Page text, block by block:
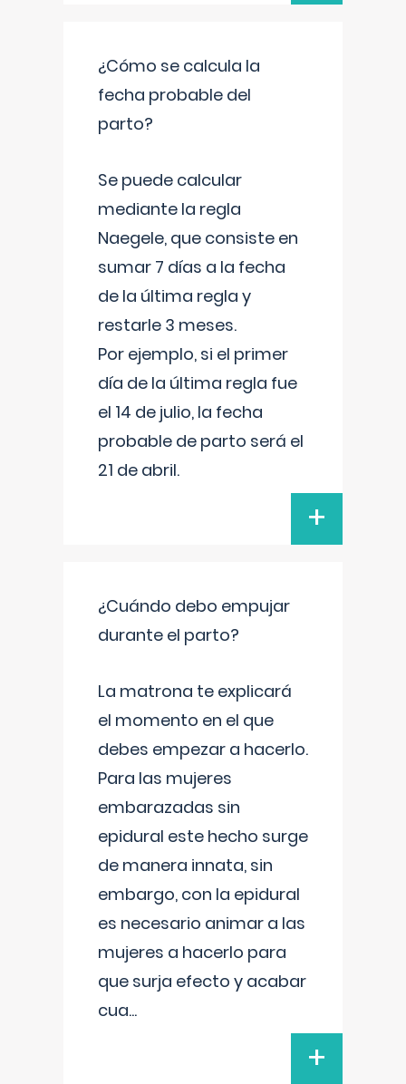
¿Cómo se calcula la
fecha probable del
parto?
Se puede calcular
mediante la regla
Naegele, que consiste en
sumar 7 días a la fecha
de la última regla y
restarle 3 meses.
Por ejemplo, si el primer
día de la última regla fue
el 14 de julio, la fecha
probable de parto será el
21 de abril.
+
¿Cuándo debo empujar
durante el parto?
La matrona te explicará
el momento en el que
debes empezar a hacerlo.
Para las mujeres
embarazadas sin
epidural este hecho surge
de manera innata, sin
embargo, con la epidural
es necesario animar a las
mujeres a hacerlo para
que surja efecto y acabar
cua...
+